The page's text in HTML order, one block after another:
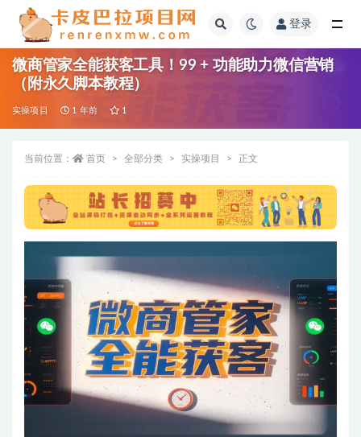
登录
微商管家全能获客工具！99 + 功能助力微信营销
（附永久脚本教程）
实操项目 1 年前 1
当前位置： 首页 全部分类 实操项目 正文
全部